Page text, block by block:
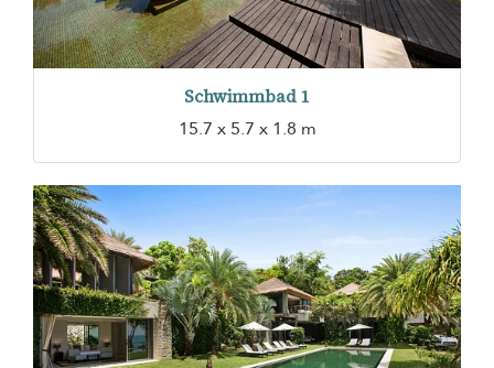
Schwimmbad 1
15.7 x 5.7 x 1.8 m